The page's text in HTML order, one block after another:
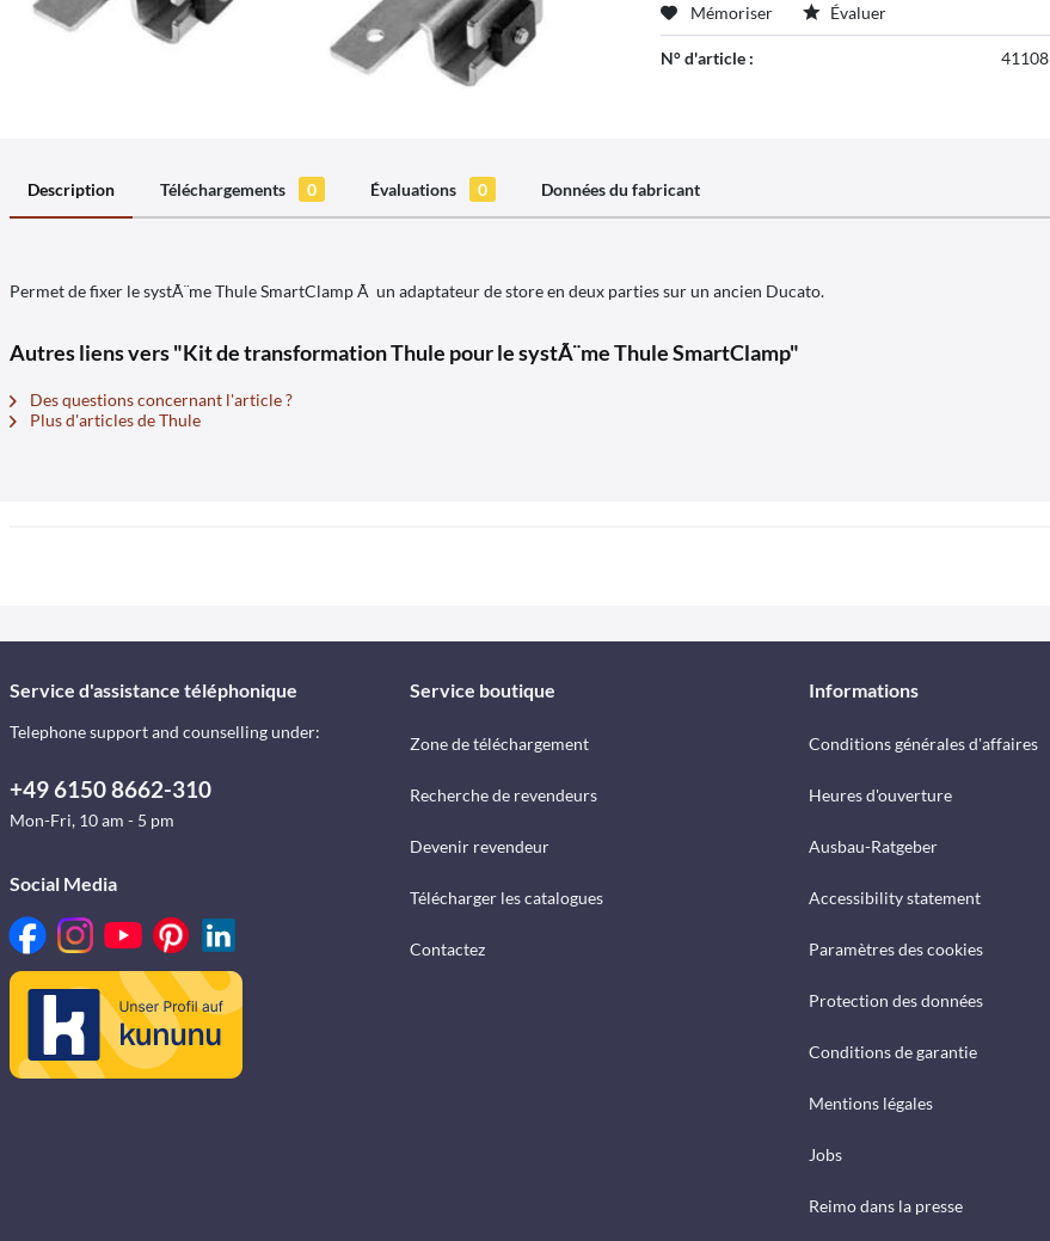
Mémoriser Évaluer
N° d'article : 41108
Description Téléchargements 0 Évaluations 0 Données du fabricant
Permet de fixer le systÃ¨me Thule SmartClamp Ã un adaptateur de store en deux parties sur un ancien Ducato.
Autres liens vers "Kit de transformation Thule pour le systÃ¨me Thule SmartClamp"
Des questions concernant l'article ?
Plus d'articles de Thule
Service d'assistance téléphonique
Telephone support and counselling under:
+49 6150 8662-310
Mon-Fri, 10 am - 5 pm
Social Media
Service boutique
Zone de téléchargement
Recherche de revendeurs
Devenir revendeur
Télécharger les catalogues
Contactez
Informations
Conditions générales d'affaires
Heures d'ouverture
Ausbau-Ratgeber
Accessibility statement
Paramètres des cookies
Protection des données
Conditions de garantie
Mentions légales
Jobs
Reimo dans la presse